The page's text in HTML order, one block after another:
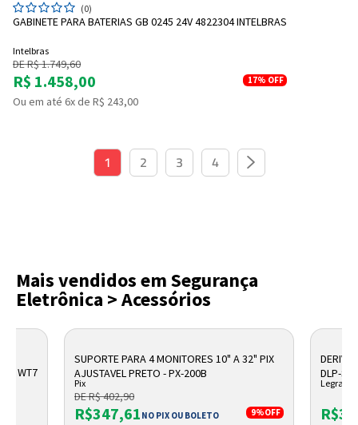
(0)
GABINETE PARA BATERIAS GB 0245 24V 4822304 INTELBRAS
Intelbras
DE R$ 1.749,60
R$ 1.458,00 17% OFF
Ou em até 6x de R$ 243,00
1 2 3 4
Mais vendidos em Segurança
Eletrônica > Acessórios
WT7
SUPORTE PARA 4 MONITORES 10" A 32" PIX
AJUSTAVEL PRETO - PX-200B
Pix
DE R$ 402,90
R$347,61 NO PIX OU BOLETO 9%OFF
DLP-S
Legrand